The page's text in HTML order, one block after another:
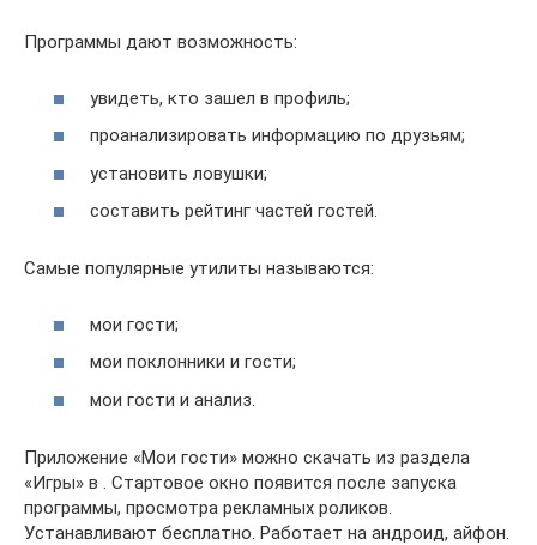
Программы дают возможность:
увидеть, кто зашел в профиль;
проанализировать информацию по друзьям;
установить ловушки;
составить рейтинг частей гостей.
Самые популярные утилиты называются:
мои гости;
мои поклонники и гости;
мои гости и анализ.
Приложение «Мои гости» можно скачать из раздела
«Игры» в . Стартовое окно появится после запуска
программы, просмотра рекламных роликов.
Устанавливают бесплатно. Работает на андроид, айфон.